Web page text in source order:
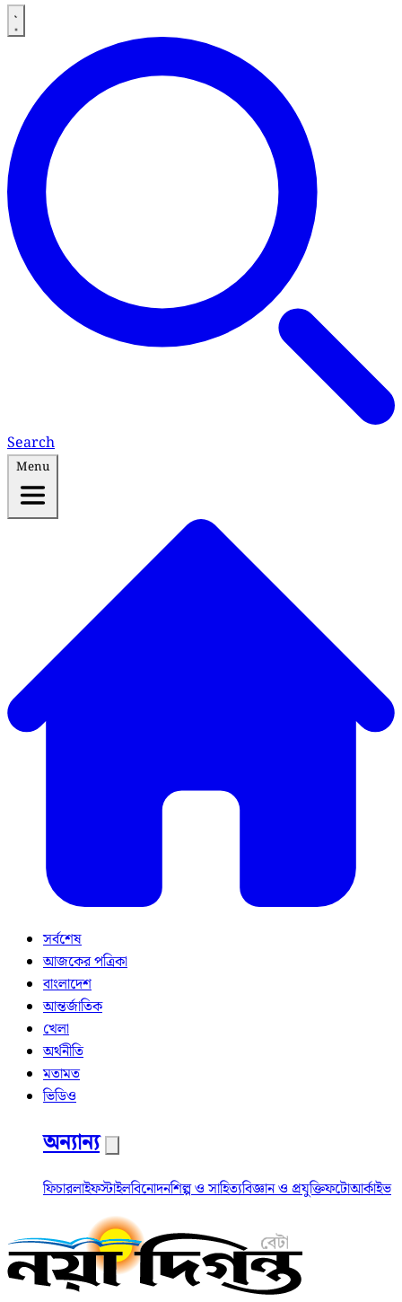
Search
Menu
সর্বশেষ
আজকের পত্রিকা
বাংলাদেশ
আন্তর্জাতিক
খেলা
অর্থনীতি
মতামত
ভিডিও
অন্যান্য
ফিচারলাইফস্টাইলবিনোদনশিল্প ও সাহিত্যবিজ্ঞান ও প্রযুক্তিফটোআর্কাইভ